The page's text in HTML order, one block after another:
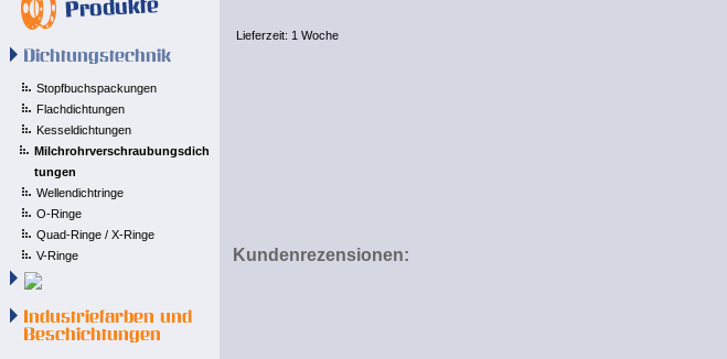
Stopfbuchspackungen
Flachdichtungen
Kesseldichtungen
Milchrohrverschraubungsdich
tungen
Wellendichtringe
O-Ringe
Quad-Ringe / X-Ringe
V-Ringe
Lieferzeit: 1 Woche
Kundenrezensionen: